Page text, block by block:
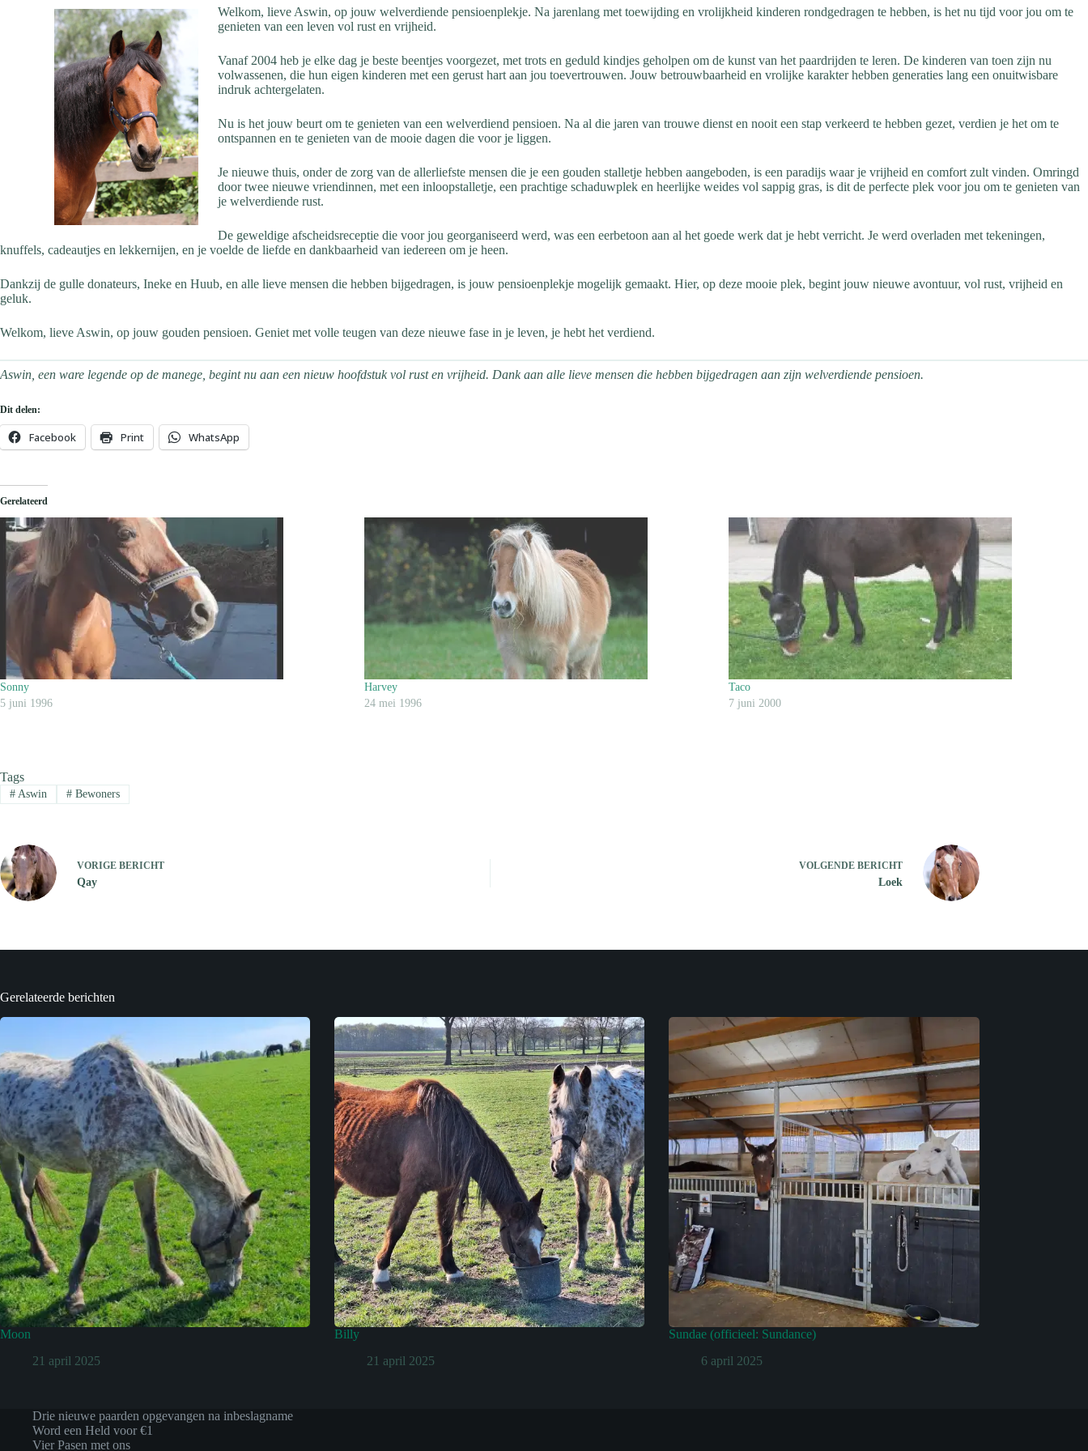
Welkom, lieve Aswin, op jouw welverdiende pensioenplekje. Na jarenlang met toewijding en vrolijkheid kinderen rondgedragen te hebben, is het nu tijd voor jou om te
genieten van een leven vol rust en vrijheid.
Vanaf 2004 heb je elke dag je beste beentjes voorgezet, met trots en geduld kindjes geholpen om de kunst van het paardrijden te leren. De kinderen van toen zijn nu
volwassenen, die hun eigen kinderen met een gerust hart aan jou toevertrouwen. Jouw betrouwbaarheid en vrolijke karakter hebben generaties lang een onuitwisbare
indruk achtergelaten.
Nu is het jouw beurt om te genieten van een welverdiend pensioen. Na al die jaren van trouwe dienst en nooit een stap verkeerd te hebben gezet, verdien je het om te
ontspannen en te genieten van de mooie dagen die voor je liggen.
Je nieuwe thuis, onder de zorg van de allerliefste mensen die je een gouden stalletje hebben aangeboden, is een paradijs waar je vrijheid en comfort zult vinden. Omringd
door twee nieuwe vriendinnen, met een inloopstalletje, een prachtige schaduwplek en heerlijke weides vol sappig gras, is dit de perfecte plek voor jou om te genieten van
je welverdiende rust.
De geweldige afscheidsreceptie die voor jou georganiseerd werd, was een eerbetoon aan al het goede werk dat je hebt verricht. Je werd overladen met tekeningen,
knuffels, cadeautjes en lekkernijen, en je voelde de liefde en dankbaarheid van iedereen om je heen.
Dankzij de gulle donateurs, Ineke en Huub, en alle lieve mensen die hebben bijgedragen, is jouw pensioenplekje mogelijk gemaakt. Hier, op deze mooie plek, begint jouw nieuwe avontuur, vol rust, vrijheid en
geluk.
Welkom, lieve Aswin, op jouw gouden pensioen. Geniet met volle teugen van deze nieuwe fase in je leven, je hebt het verdiend.
Aswin, een ware legende op de manege, begint nu aan een nieuw hoofdstuk vol rust en vrijheid. Dank aan alle lieve mensen die hebben bijgedragen aan zijn welverdiende pensioen.
Dit delen:
Facebook Print WhatsApp
Gerelateerd
Sonny
5 juni 1996
Harvey
24 mei 1996
Taco
7 juni 2000
Tags
#Aswin #Bewoners
VORIGE BERICHT
Qay
VOLGENDE BERICHT
Loek
Gerelateerde berichten
Moon
21 april 2025
Billy
21 april 2025
Sundae (officieel: Sundance)
6 april 2025
Drie nieuwe paarden opgevangen na inbeslagname
Word een Held voor €1
Vier Pasen met ons